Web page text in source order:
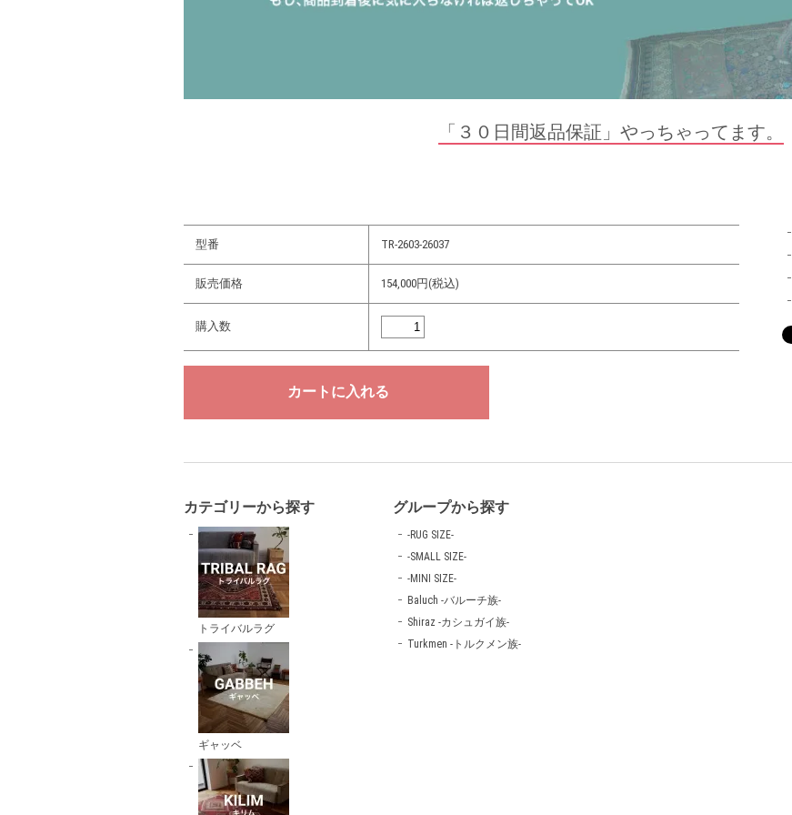
「３０日間返品保証」やっちゃってます。
型番 TR-2603-26037
販売価格 154,000円(税込)
購入数
カテゴリーから探す
トライバルラグ
ギャッベ
グループから探す
-RUG SIZE-
-SMALL SIZE-
-MINI SIZE-
Baluch -バルーチ族-
Shiraz -カシュガイ族-
Turkmen -トルクメン族-